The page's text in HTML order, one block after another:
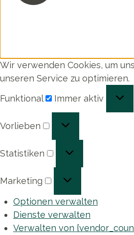
Wir verwenden Cookies, um
unseren Service zu optimieren.
Funktional
Immer aktiv
Vorlieben
Statistiken
Marketing
Optionen verwalten
Dienste verwalten
Verwalten von